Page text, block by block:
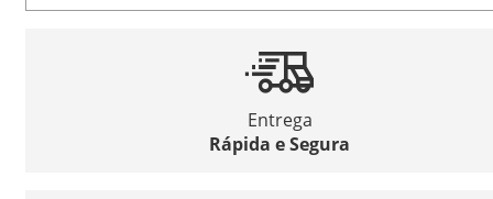
Entrega
Rápida e Segura